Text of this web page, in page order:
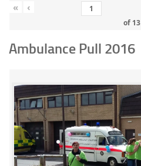
« ‹
of 13
Ambulance Pull 2016